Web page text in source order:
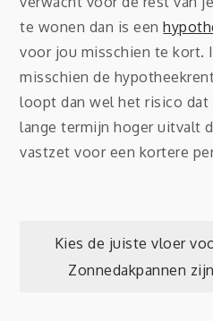
te wonen dan is een
voor jou misschien te kort.
misschien de
loopt dan wel het risico
lange termijn hoger uitvalt
vastzet voor een kortere
Post
Kies de juiste vloer
Zonnedakpannen